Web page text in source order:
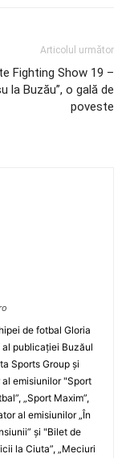
Articolul următor
Fighting Show 19 –
la Buzău”, o gală de
poveste
de fotbal Gloria
al publicaţiei Buzăul
Sports Group şi
emisiunilor "Sport
„Sport Maxim”,
al emisiunilor „În
şi "Bilet de
la Ciuta”, „Meciuri